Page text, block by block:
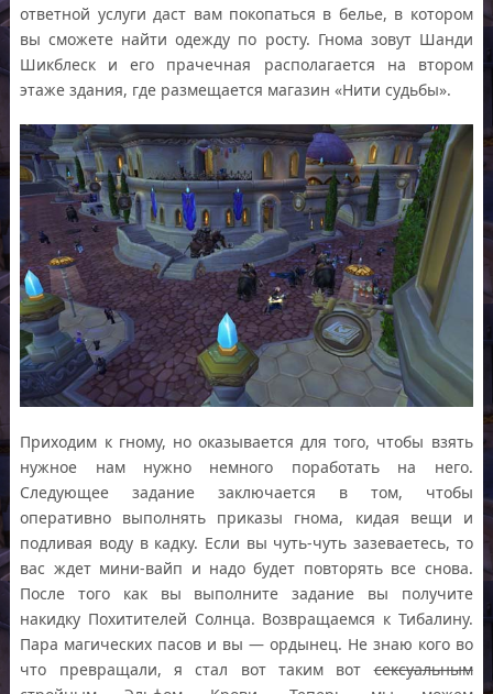
ответной услуги даст вам покопаться в белье, в котором
вы сможете найти одежду по росту. Гнома зовут Шанди
Шикблеск и его прачечная располагается на втором
этаже здания, где размещается магазин «Нити судьбы».
Приходим к гному, но оказывается для того, чтобы взять
нужное нам нужно немного поработать на него.
Следующее задание заключается в том, чтобы
оперативно выполнять приказы гнома, кидая вещи и
подливая воду в кадку. Если вы чуть-чуть зазеваетесь, то
вас ждет мини-вайп и надо будет повторять все снова.
После того как вы выполните задание вы получите
накидку Похитителей Солнца. Возвращаемся к Тибалину.
Пара магических пасов и вы — ордынец. Не знаю кого во
что превращали, я стал вот таким вотсексуальным